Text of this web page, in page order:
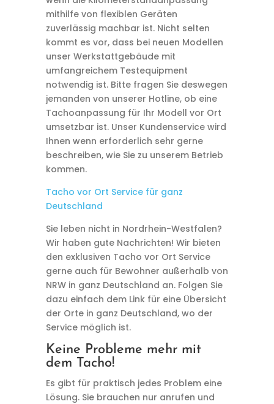
mithilfe von flexiblen Geräten
zuverlässig machbar ist. Nicht selten
kommt es vor, dass bei neuen Modellen
unser Werkstattgebäude mit
umfangreichem Testequipment
notwendig ist. Bitte fragen Sie deswegen
jemanden von unserer Hotline, ob eine
Tachoanpassung für Ihr Modell vor Ort
umsetzbar ist. Unser Kundenservice wird
Ihnen wenn erforderlich sehr gerne
beschreiben, wie Sie zu unserem Betrieb
kommen.
Tacho vor Ort Service für ganz
Deutschland
Sie leben nicht in Nordrhein-Westfalen?
Wir haben gute Nachrichten! Wir bieten
den exklusiven Tacho vor Ort Service
gerne auch für Bewohner außerhalb von
NRW in ganz Deutschland an. Folgen Sie
dazu einfach dem Link für eine Übersicht
der Orte in ganz Deutschland, wo der
Service möglich ist.
Keine Probleme mehr mit
dem Tacho!
Es gibt für praktisch jedes Problem eine
Lösung. Sie brauchen nur anrufen und